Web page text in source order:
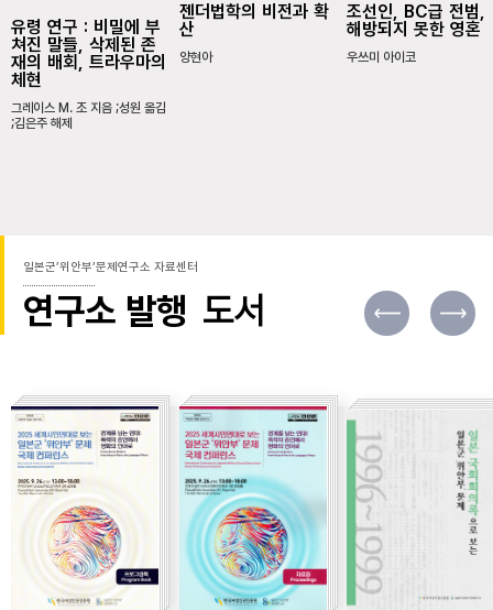
유령 연구 : 비밀에 부
쳐진 말들, 삭제된 존
재의 배회, 트라우마의
체현
그레이스 M. 조 지음 ;성원 옮김
;김은주 해제
젠더법학의 비전과 확
산
양현아
조선인, BC급 전범,
해방되지 못한 영혼
우쓰미 아이코
일본군’위안부’문제연구소 자료센터
연구소 발행 도서